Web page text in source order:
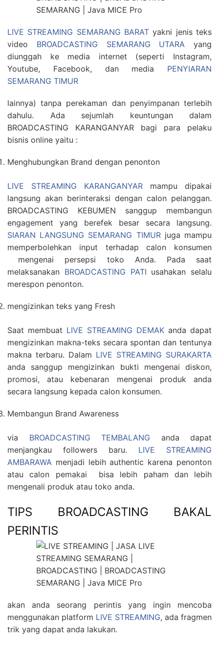
LIVE STREAMING SEMARANG BARAT yakni jenis teks
video BROADCASTING SEMARANG UTARA yang
diunggah ke media internet (seperti Instagram,
Youtube, Facebook, dan media PENYIARAN
SEMARANG TIMUR
lainnya) tanpa perekaman dan penyimpanan terlebih
dahulu. Ada sejumlah keuntungan dalam
BROADCASTING KARANGANYAR bagi para pelaku
bisnis online yaitu :
Menghubungkan Brand dengan penonton
LIVE STREAMING KARANGANYAR mampu dipakai
langsung akan berinteraksi dengan calon pelanggan.
BROADCASTING KEBUMEN sanggup membangun
engagement yang berefek besar secara langsung.
SIARAN LANGSUNG SEMARANG TIMURjuga mampu
memperbolehkan input terhadap calon konsumen
mengenai persepsi toko Anda. Pada saat
melaksanakan BROADCASTING PATI usahakan selalu
merespon penonton.
mengizinkan teks yang Fresh
Saat membuat LIVE STREAMING DEMAK anda dapat
mengizinkan makna-teks secara spontan dan tentunya
makna terbaru. Dalam LIVE STREAMING SURAKARTA
anda sanggup mengizinkan bukti mengenai diskon,
promosi, atau kebenaran mengenai produk anda
secara langsung kepada calon konsumen.
Membangun Brand Awareness
via BROADCASTING TEMBALANG anda dapat
menjangkau followers baru. LIVE STREAMING
AMBARAWA menjadi lebih authentic karena penonton
atau calon pemakai bisa lebih paham dan lebih
mengenali produk atau toko anda.
TIPS BROADCASTING BAKAL
PERINTIS
akan anda seorang perintis yang ingin mencoba
menggunakan platform LIVE STREAMING, ada fragmen
trik yang dapat anda lakukan.